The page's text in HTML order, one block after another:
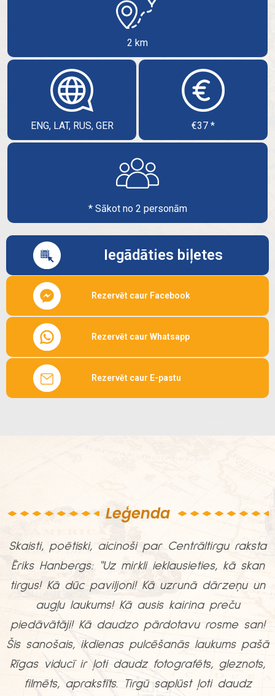
2 km
ENG, LAT, RUS, GER €37 *
* Sākot no 2 personām
Iegādāties biļetes
Rezervēt caur Facebook
Rezervēt caur Whatsapp
Rezervēt caur E-pastu
Leģenda
Skaisti, poētiski, aicinoši par Centrāltirgu raksta
Ēriks Hanbergs: “Uz mirkli ieklausieties, kā skan
tirgus! Kā dūc paviljoni! Kā uzrunā dārzeņu un
augļu laukums! Kā ausis kairina preču
piedāvātāji! Kā daudzo pārdotavu rosme san!
Šis sanošais, ikdienas pulcēšanās laukums pašā
Rīgas viducī ir ļoti daudz fotografēts, gleznots,
filmēts, aprakstīts. Tirgū saplūst ļoti daudz